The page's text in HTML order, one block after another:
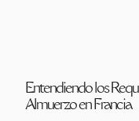
Entendiendo los
Almuerzo en Francia